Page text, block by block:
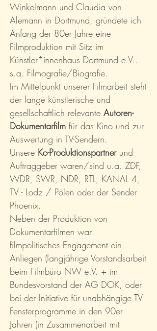
Winkelmann und Claudia von
Alemann in Dortmund, gründete ich
Anfang der 80er Jahre eine
Filmproduktion mit Sitz im
Künstler*innenhaus Dortmund e.V..
s.a. Filmografie/Biografie.
Im Mittelpunkt unserer Filmarbeit steht
der lange künstlerische und
gesellschaftlich relevante Autoren-
Dokumentarfilm für das Kino und zur
Auswertung in TV-Sendern.
Unsere Ko-Produktionspartner und
Auftraggeber waren/sind u.a. ZDF,
WDR, SWR, NDR, RTL, KANAL 4,
TV - Lodz / Polen oder der Sender
Phoenix.
Neben der Produktion von
Dokumentarfilmen war
filmpolitisches Engagement ein
Anliegen (langjährige Vorstandsarbeit
beim Filmbüro NW e.V. + im
Bundesvorstand der AG DOK, oder
bei der Initiative für unabhängige TV
Fensterprogramme in den 90er
Jahren (in Zusammenarbeit mit